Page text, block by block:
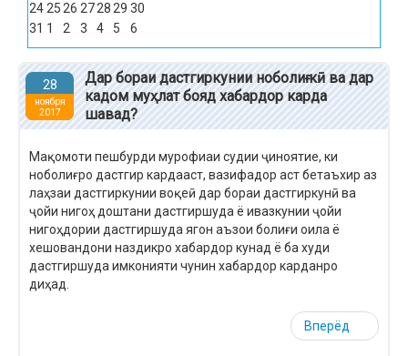
242526 272829 30
31 1 2 3 4 5 6
28
ноября
2017
Дар бораи дастгиркунии ноболиғ кӣ ва дар
кадом муҳлат бояд хабардор карда
шавад?
Мақомоти пешбурди мурофиаи судии ҷиноятие, ки
ноболиғро дастгир кардааст, вазифадор аст бетаъхир аз
лаҳзаи дастгиркунии воқеӣ дар бораи дастгиркунӣ ва
ҷойи нигоҳ доштани дастгиршуда ё ивазкунии ҷойи
нигоҳдории дастгиршуда ягон аъзои болиғи оила ё
хешовандони наздикро хабардор кунад ё ба худи
дастгиршуда имконияти чунин хабардор карданро
диҳад.
Вперёд